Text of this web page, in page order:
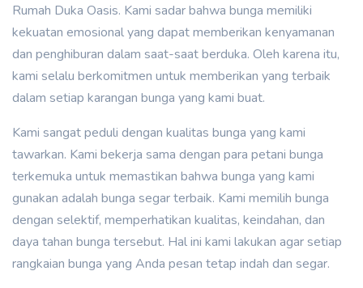
Rumah Duka Oasis. Kami sadar bahwa bunga memiliki
kekuatan emosional yang dapat memberikan kenyamanan
dan penghiburan dalam saat-saat berduka. Oleh karena itu,
kami selalu berkomitmen untuk memberikan yang terbaik
dalam setiap karangan bunga yang kami buat.
Kami sangat peduli dengan kualitas bunga yang kami
tawarkan. Kami bekerja sama dengan para petani bunga
terkemuka untuk memastikan bahwa bunga yang kami
gunakan adalah bunga segar terbaik. Kami memilih bunga
dengan selektif, memperhatikan kualitas, keindahan, dan
daya tahan bunga tersebut. Hal ini kami lakukan agar setiap
rangkaian bunga yang Anda pesan tetap indah dan segar.